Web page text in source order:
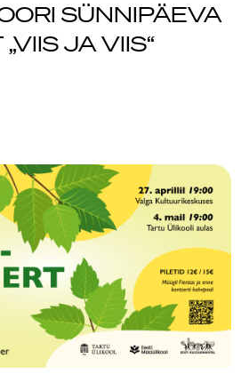
20.
sünnipäev
2018
SÜNNIPÄEVA
JA VIIS“